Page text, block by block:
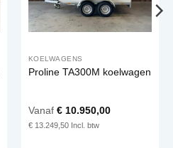
KOELWAGENS
Proline TA300M koelwagen
Vanaf €10.950,00
€13.249,50